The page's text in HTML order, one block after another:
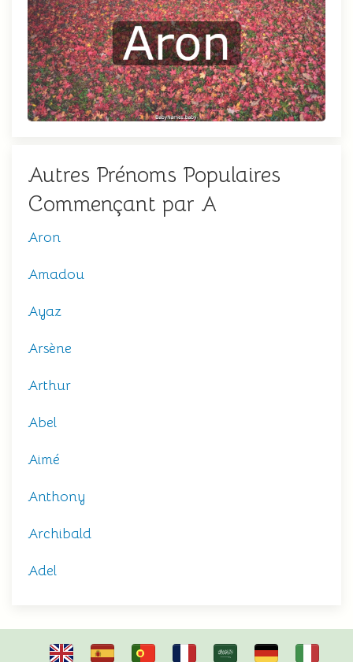
Autres Prénoms Populaires
Commençant par A
Aron
Amadou
Ayaz
Arsène
Arthur
Abel
Aimé
Anthony
Archibald
Adel